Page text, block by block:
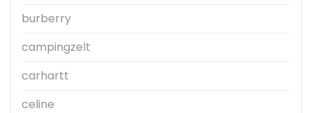
burberry
campingzelt
carhartt
celine